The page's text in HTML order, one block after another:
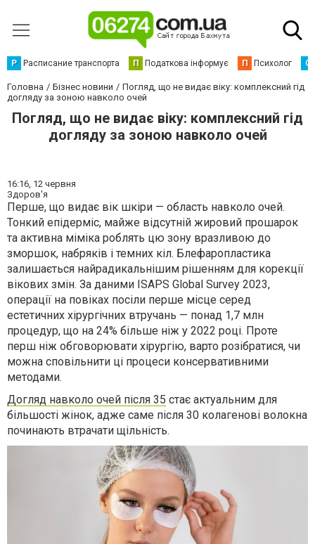
Р Расписание транспорта П Податкова інформує П Психолог С
Головна Бізнес новини
Погляд, що не видає віку: комплексний гід
догляду за зоною навколо очей
Погляд, що не видає віку: комплексний гід
догляду за зоною навколо очей
16:16, 12 червня
Здоров'я
Перше, що видає вік шкіри — область навколо очей.
Тонкий епідерміс, майже відсутній жировий прошарок
та активна міміка роблять цю зону вразливою до
зморшок, набряків і темних кіл. Блефаропластика
залишається найрадикальнішим рішенням для корекції
вікових змін. За даними ISAPS Global Survey 2023,
операції на повіках посіли перше місце серед
естетичних хірургічних втручань — понад 1,7 млн
процедур, що на 24% більше ніж у 2022 році. Проте
перш ніж обговорювати хірургію, варто розібратися, чи
можна сповільнити ці процеси консервативними
методами.
Догляд навколо очей після 35 стає актуальним для
більшості жінок, адже саме після 30 колагенові волокна
починають втрачати щільність.